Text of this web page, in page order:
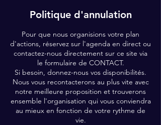
Politique d'annulation
Pour que nous organisions votre plan
d'actions, réservez sur l'agenda en direct ou
contactez-nous directement sur ce site via
le formulaire de CONTACT.
Si besoin, donnez-nous vos disponibilités.
Nous vous recontacterons au plus vite avec
notre meilleure proposition et trouverons
ensemble l'organisation qui vous conviendra
au mieux en fonction de votre rythme de
vie.